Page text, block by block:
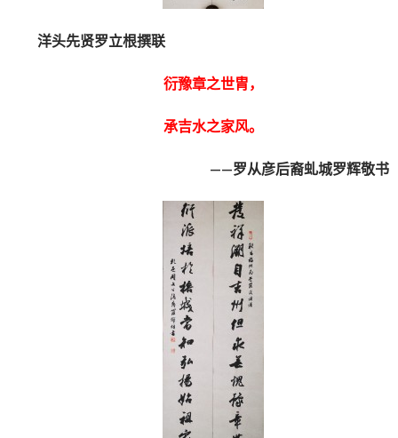
洋头先贤罗立根撰联
衍豫章之世胄，
承吉水之家风。
——罗从彦后裔虬城罗辉敬书